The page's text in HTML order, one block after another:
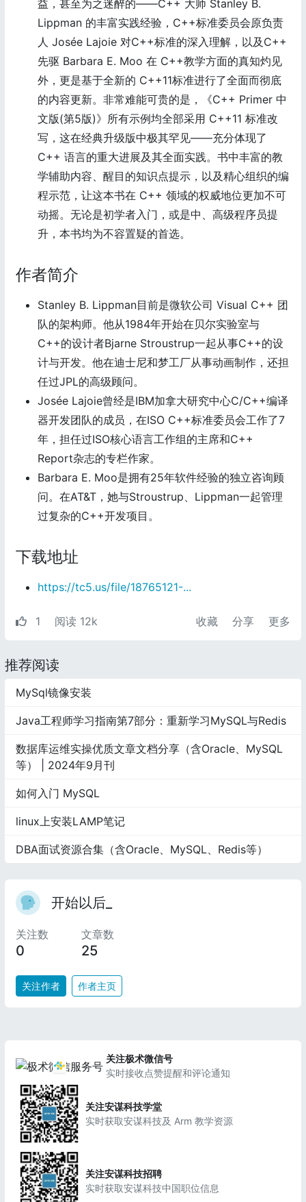
益，甚至为之迷醉的——C++ 大师 Stanley B.
Lippman 的丰富实践经验，C++标准委员会原负责
人 Josée Lajoie 对C++标准的深入理解，以及C++
先驱 Barbara E. Moo 在 C++教学方面的真知灼见
外，更是基于全新的 C++11标准进行了全面而彻底
的内容更新。非常难能可贵的是，《C++ Primer 中
文版(第5版)》所有示例均全部采用 C++11 标准改
写，这在经典升级版中极其罕见——充分体现了
C++ 语言的重大进展及其全面实践。书中丰富的教
学辅助内容、醒目的知识点提示，以及精心组织的编
程示范，让这本书在 C++ 领域的权威地位更加不可
动摇。无论是初学者入门，或是中、高级程序员提
升，本书均为不容置疑的首选。
作者简介
Stanley B. Lippman目前是微软公司 Visual C++ 团
队的架构师。他从1984年开始在贝尔实验室与
C++的设计者Bjarne Stroustrup一起从事C++的设
计与开发。他在迪士尼和梦工厂从事动画制作，还担
任过JPL的高级顾问。
Josée Lajoie曾经是IBM加拿大研究中心C/C++编译
器开发团队的成员，在ISO C++标准委员会工作了7
年，担任过ISO核心语言工作组的主席和C++
Report杂志的专栏作家。
Barbara E. Moo是拥有25年软件经验的独立咨询顾
问。在AT&T，她与Stroustrup、Lippman一起管理
过复杂的C++开发项目。
下载地址
https://tc5.us/file/18765121-...
1 阅读 12k 收藏 分享 更多
推荐阅读
MySql镜像安装
Java工程师学习指南第7部分：重新学习MySQL与Redis
数据库运维实操优质文章文档分享（含Oracle、MySQL
等） | 2024年9月刊
如何入门 MySQL
linux上安装LAMP笔记
DBA面试资源合集（含Oracle、MySQL、Redis等）
开始以后_
关注数
0
文章数
25
关注作者 作者主页
关注极术微信号
实时接收点赞提醒和评论通知
关注安谋科技学堂
实时获取安谋科技及 Arm 教学资源
关注安谋科技招聘
实时获取安谋科技中国职位信息